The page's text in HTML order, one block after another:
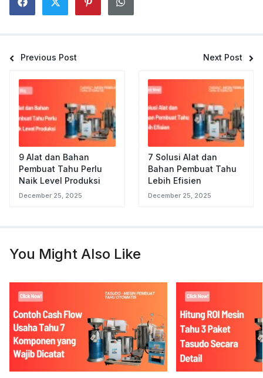
Previous Post Next Post
9 Alat dan Bahan
Pembuat Tahu Perlu
Naik Level Produksi
December 25, 2025
7 Solusi Alat dan
Bahan Pembuat Tahu
Lebih Efisien
December 25, 2025
You Might Also Like